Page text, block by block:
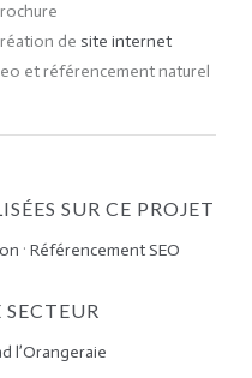
de site internet
et référencement naturel
SUR CE PROJET
· Référencement SEO
l’Orangeraie